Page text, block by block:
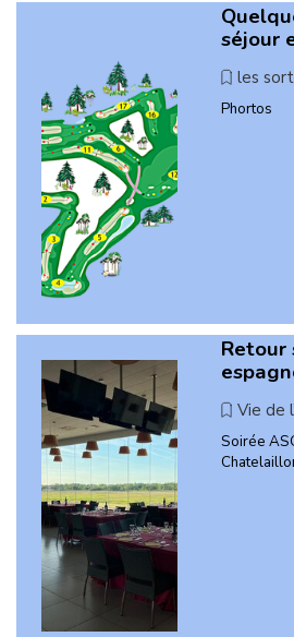
séjour
les
Phortos
Retour
Vie de
Soirée